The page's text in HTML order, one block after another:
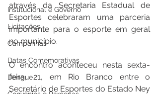
Institucional e Governo
Licitações
Campanhas
Datas Comemorativas
Dengue
através da Secretaria Estadual de
Esportes celebraram uma parceria
importante para o esporte em geral
no município.
O encontro aconteceu nesta sexta-
feira, 21, em Rio Branco entre o
Secretário de Esportes do Estado Ney